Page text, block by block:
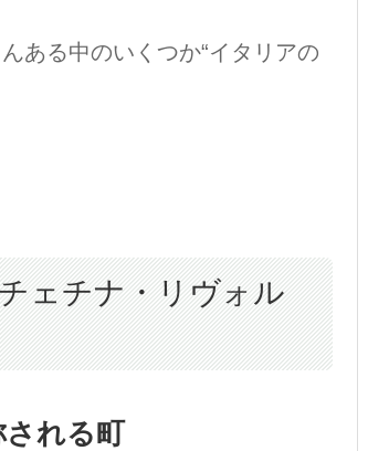
ある中のいくつか“イタリアの
ェチナ・リヴォル
れる町